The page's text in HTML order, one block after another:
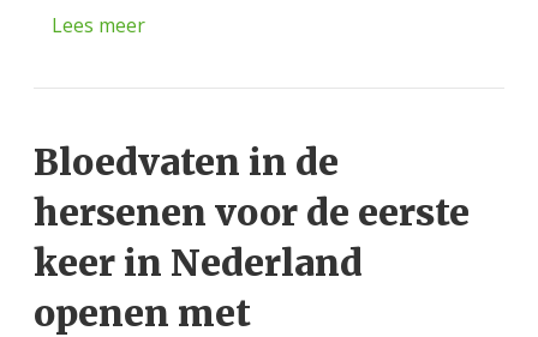
Lees meer
Bloedvaten in de
hersenen voor de eerste
keer in Nederland
openen met